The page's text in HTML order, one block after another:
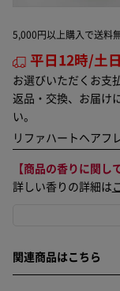
5,000円以上購入で送料
平日12時/土
お選びいただくお支
返品・交換、お届け
い。
リファハートヘアフ
【商品の香りに関し
詳しい香りの詳細は
関連商品はこちら